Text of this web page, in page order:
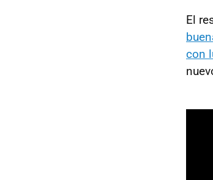
El
con